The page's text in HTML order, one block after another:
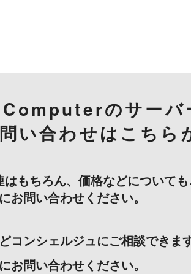
のサーバ
い合わせはこちら
もちろん、価格などについて
お問い合わせください。
コンシェルジュにご相談できま
お問い合わせください。